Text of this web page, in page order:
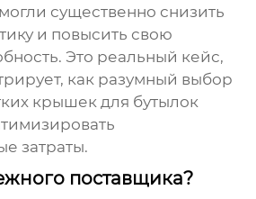
существенно снизить
и повысить свою
Это реальный кейс,
как разумный выбор
крышек для бутылок
затраты.
поставщика?